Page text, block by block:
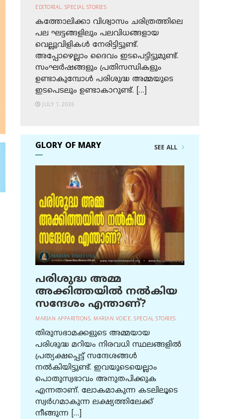
EDITORIAL, SPECIAL STORIES
കത്തോലിക്കാ വിശ്വാസം ചരിത്രത്തിലെ
പല ഘട്ടങ്ങളിലും പലവിധങ്ങളായ
വെല്ലുവിളികള്‍ നേരിട്ടിട്ടുണ്ട്.
അപ്പോഴെല്ലാം ദൈവം ഇടപെട്ടിട്ടുമുണ്ട്.
സംഘര്‍ഷങ്ങളും പ്രതിസന്ധികളും
ഉണ്ടാകുമ്പോള്‍ പരിശുദ്ധ അമ്മയുടെ
ഇടപെടലും ഉണ്ടാകാറുണ്ട്. […]
JULY 1, 2026
GLORY OF MARY SEE ALL
പരിശുദ്ധ അമ്മ
അക്കിത്തയില്‍ നല്‍കിയ
സന്ദേശം എന്താണ്?
MARIAN APPARITIONS, MARIAN VOICE, SPECIAL STORIES
തിരുസഭാമക്കളുടെ അമ്മയായ
പരിശുദ്ധ മറിയം നിരവധി സ്ഥലങ്ങളിൽ
പ്രത്യക്ഷപ്പെട്ട് സന്ദേശങ്ങൾ
നൽകിയിട്ടുണ്ട്. ഇവയുടെയെല്ലാം
പൊതുസ്വഭാവം അനുതപിക്കുക
എന്നതാണ്. ലോകമാകുന്ന കടലിലൂടെ
സ്വർഗമാകുന്ന ലക്ഷ്യത്തിലേക്ക്
നീങ്ങുന്ന […]